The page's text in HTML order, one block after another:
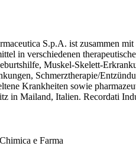
S.p.A. ist zusammen
in verschiedenen
Muskel-Skelett-
Schmerztherapie/
Krankheiten sowie
in Mailand, Italien. Recordati
e Farma